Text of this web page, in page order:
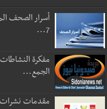
أسرار الصحف
7...
مفكرة النشاطات
الجمع...
مقدمات نشرات